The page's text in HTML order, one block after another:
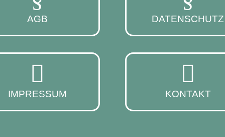
AGB DATENSCHUTZ
IMPRESSUM KONTAKT